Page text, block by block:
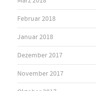
Februar 2018
Januar 2018
Dezember 2017
November 2017